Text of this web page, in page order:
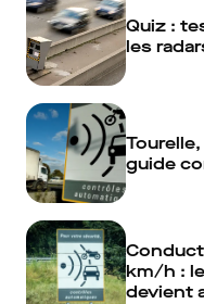
Quiz :
les
guide
km/h :
devient